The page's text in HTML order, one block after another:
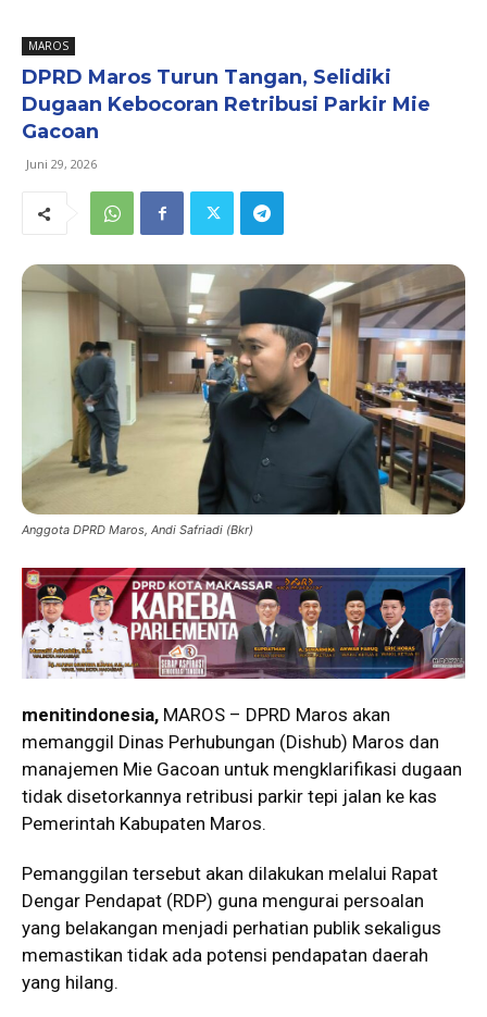
MAROS
DPRD Maros Turun Tangan, Selidiki
Dugaan Kebocoran Retribusi Parkir Mie
Gacoan
Juni 29, 2026
Anggota DPRD Maros, Andi Safriadi (Bkr)
menitindonesia, MAROS – DPRD Maros akan
memanggil Dinas Perhubungan (Dishub) Maros dan
manajemen Mie Gacoan untuk mengklarifikasi dugaan
tidak disetorkannya retribusi parkir tepi jalan ke kas
Pemerintah Kabupaten Maros.
Pemanggilan tersebut akan dilakukan melalui Rapat
Dengar Pendapat (RDP) guna mengurai persoalan
yang belakangan menjadi perhatian publik sekaligus
memastikan tidak ada potensi pendapatan daerah
yang hilang.